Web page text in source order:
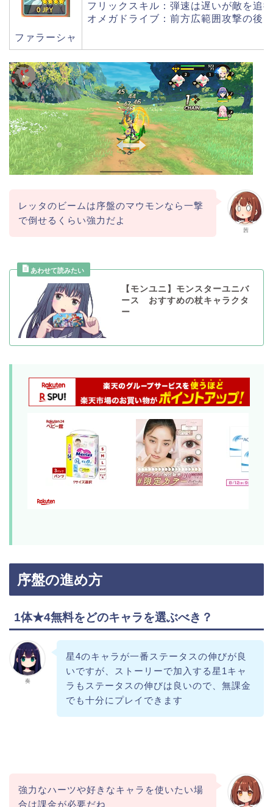
ファラーシャ
フリックスキル：弾速は遅いが敵を追
オメガドライブ：前方広範囲攻撃の後
茜
レッタのビームは序盤のマウモンなら一撃
で倒せるくらい強力だよ
【モンユニ】モンスターユニバ
ース おすすめの杖キャラクタ
ー
序盤の進め方
1体★4無料をどのキャラを選ぶべき？
奏
星4のキャラが一番ステータスの伸びが良
いですが、ストーリーで加入する星1キャ
ラもステータスの伸びは良いので、無課金
でも十分にプレイできます
強力なハーツや好きなキャラを使いたい場
合は課金が必要だね